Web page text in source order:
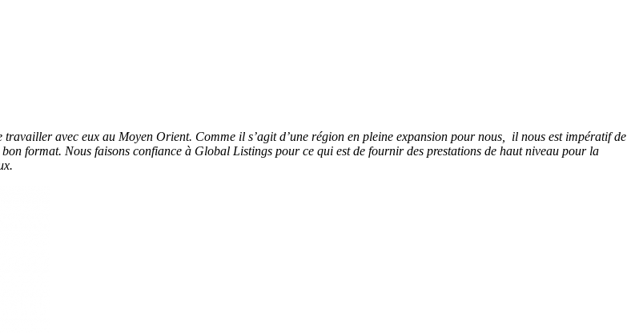
avec eux au Moyen Orient. Comme il s’agit d’une région en pleine expansion pour nous, il nous est impératif de
format. Nous faisons confiance à Global Listings pour ce qui est de fournir des prestations de haut niveau pour la